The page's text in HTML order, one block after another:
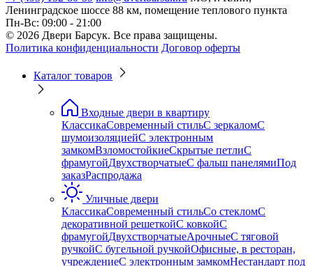
Ленинградское шоссе 88 км, помещение теплового пункта
Пн-Вс: 09:00 - 21:00
© 2026 Двери Барсук. Все права защищены.
Политика конфиденциальности Договор оферты
Каталог товаров
Входные двери в квартиру
КлассикаСовременный стильС зеркаломС
шумоизоляциейС электронным
замкомВзломостойкиеСкрытые петлиС
фрамугойДвухстворчатыеС фальш панелямиПод
заказРаспродажа
Уличные двери
КлассикаСовременный стильСо стекломС
декоративной решеткойС ковкойС
фрамугойДвухстворчатыеАрочныеС тяговой
ручкойС бугельной ручкойОфисные, в ресторан,
учреждениеС электронным замкомНестандарт под